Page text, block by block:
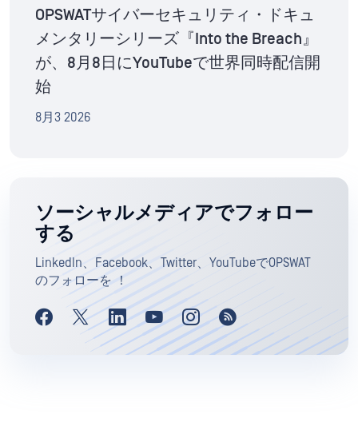
OPSWATサイバーセキュリティ・ドキュ
メンタリーシリーズ『Into the Breach』
が、8月8日にYouTubeで世界同時配信開
始
8月3 2026
ソーシャルメディアでフォロー
する
LinkedIn、Facebook、Twitter、YouTubeでOPSWAT
のフォローを ！